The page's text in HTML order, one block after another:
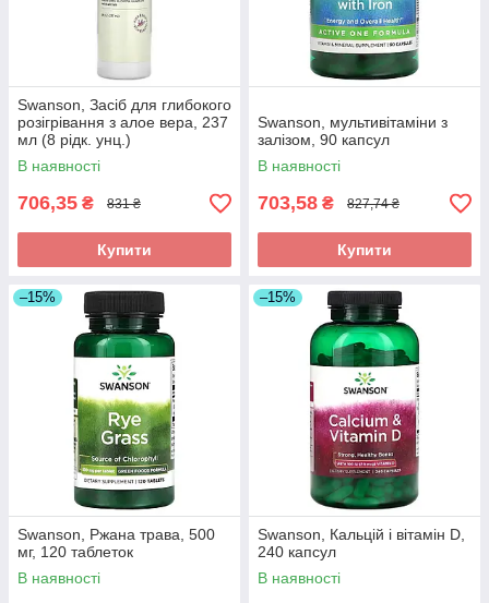
Swanson, Засіб для глибокого
розігрівання з алое вера, 237
мл (8 рідк. унц.)
В наявності
706,35 ₴ 831 ₴
Купити
Swanson, мультивітаміни з
залізом, 90 капсул
В наявності
703,58 ₴ 827,74 ₴
Купити
–15%
Swanson, Ржана трава, 500
мг, 120 таблеток
В наявності
–15%
Swanson, Кальцій і вітамін D,
240 капсул
В наявності